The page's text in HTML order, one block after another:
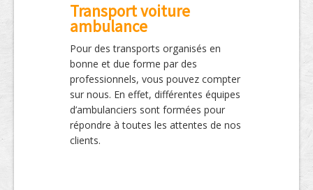
Transport voiture
ambulance
Pour des transports organisés en
bonne et due forme par des
professionnels, vous pouvez compter
sur nous. En effet, différentes équipes
d’ambulanciers sont formées pour
répondre à toutes les attentes de nos
clients.